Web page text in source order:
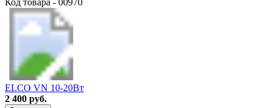
ELCO VN 10-20Вт
2 400 руб.